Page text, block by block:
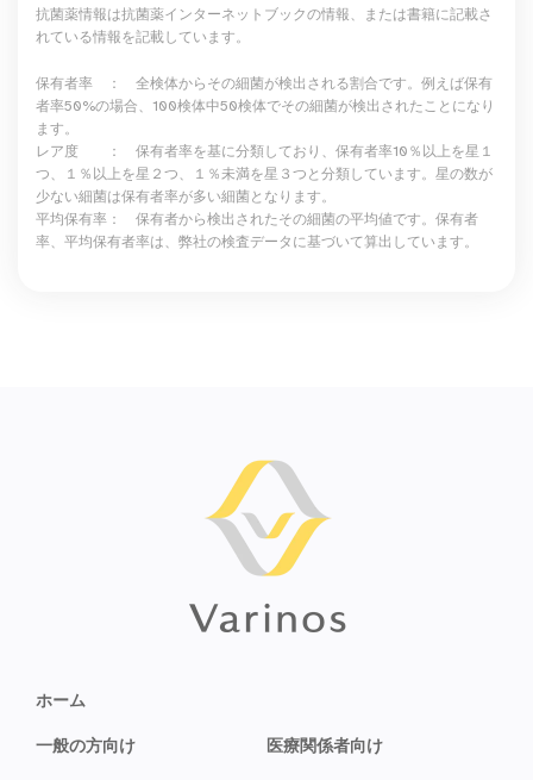
抗菌薬情報は抗菌薬インターネットブックの情報、または書籍に記載さ
れている情報を記載しています。
保有者率 ： 全検体からその細菌が検出される割合です。例えば保有
者率50%の場合、100検体中50検体でその細菌が検出されたことになり
ます。
レア度 ： 保有者率を基に分類しており、保有者率10％以上を星１
つ、１％以上を星２つ、１％未満を星３つと分類しています。星の数が
少ない細菌は保有者率が多い細菌となります。
平均保有率： 保有者から検出されたその細菌の平均値です。保有者
率、平均保有者率は、弊社の検査データに基づいて算出しています。
ホーム
一般の方向け 医療関係者向け